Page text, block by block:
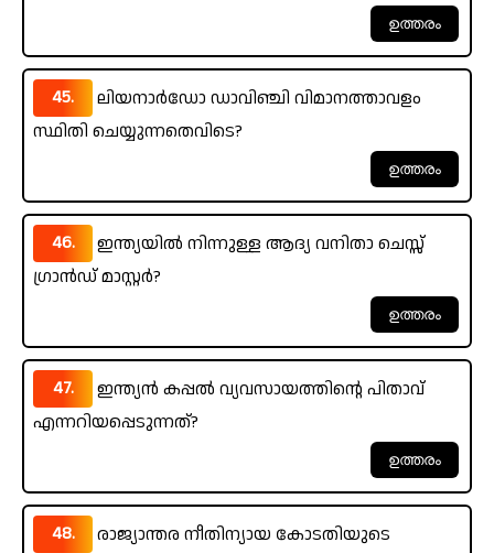
45.
ലിയനാർഡോ ഡാവിഞ്ചി വിമാനത്താവളം
സ്ഥിതി ചെയ്യുന്നതെവിടെ?
46.
ഇന്ത്യയിൽ നിന്നുള്ള ആദ്യ വനിതാ ചെസ്സ്
ഗ്രാൻഡ് മാസ്റ്റർ?
47.
ഇന്ത്യൻ കപ്പൽ വ്യവസായത്തിന്റെ പിതാവ്
എന്നറിയപ്പെടുന്നത്?
48.
രാജ്യാന്തര നീതിന്യായ കോടതിയുടെ